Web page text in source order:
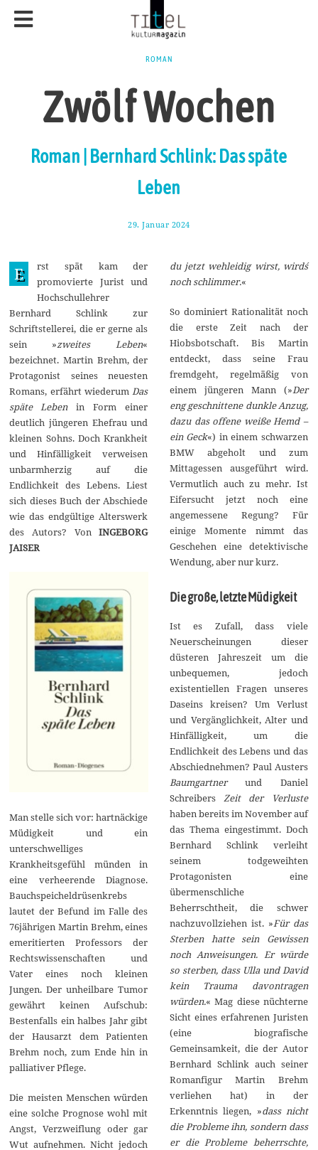
ROMAN
Zwölf Wochen
Roman | Bernhard Schlink: Das späte
Leben
29. Januar 2024
e
r
a
0
4
E
rst spät kam der
promovierte Jurist und
Hochschullehrer
Bernhard Schlink zur
Schriftstellerei, die er gerne als
sein »zweites Leben«
bezeichnet. Martin Brehm, der
Protagonist seines neuesten
Romans, erfährt wiederum Das
späte Lebenin Form einer
deutlich jüngeren Ehefrau und
kleinen Sohns. Doch Krankheit
und Hinfälligkeit verweisen
unbarmherzig auf die
Endlichkeit des Lebens. Liest
sich dieses Buch der Abschiede
wie das endgültige Alterswerk
des Autors? VonINGEBORG
JAISER
Man stelle sich vor: hartnäckige
Müdigkeit und ein
unterschwelliges
Krankheitsgefühl münden in
eine verheerende Diagnose.
Bauchspeicheldrüsenkrebs
lautet der Befund im Falle des
76jährigen Martin Brehm, eines
emeritierten Professors der
Rechtswissenschaften und
Vater eines noch kleinen
Jungen. Der unheilbare Tumor
gewährt keinen Aufschub:
Bestenfalls ein halbes Jahr gibt
der Hausarzt dem Patienten
Brehm noch, zum Ende hin in
palliativer Pflege.
Die meisten Menschen würden
eine solche Prognose wohl mit
Angst, Verzweiflung oder gar
Wut aufnehmen. Nicht jedoch
du jetzt wehleidig wirst, wird´s
noch schlimmer.«
So dominiert Rationalität noch
die erste Zeit nach der
Hiobsbotschaft. Bis Martin
entdeckt, dass seine Frau
fremdgeht, regelmäßig von
einem jüngeren Mann (»Der
eng geschnittene dunkle Anzug,
dazu das offene weiße Hemd –
ein Geck«) in einem schwarzen
BMW abgeholt und zum
Mittagessen ausgeführt wird.
Vermutlich auch zu mehr. Ist
Eifersucht jetzt noch eine
angemessene Regung? Für
einige Momente nimmt das
Geschehen eine detektivische
Wendung, aber nur kurz.
Die große, letzte Müdigkeit
Ist es Zufall, dass viele
Neuerscheinungen dieser
düsteren Jahreszeit um die
unbequemen, jedoch
existentiellen Fragen unseres
Daseins kreisen? Um Verlust
und Vergänglichkeit, Alter und
Hinfälligkeit, um die
Endlichkeit des Lebens und das
Abschiednehmen? Paul Austers
Baumgartner und Daniel
Schreibers Zeit der Verluste
haben bereits im November auf
das Thema eingestimmt. Doch
Bernhard Schlink verleiht
seinem todgeweihten
Protagonisten eine
übermenschliche
Beherrschtheit, die schwer
nachzuvollziehen ist. »Für das
Sterben hatte sein Gewissen
noch Anweisungen. Er würde
so sterben, dass Ulla und David
kein Trauma davontragen
würden.« Mag diese nüchterne
Sicht eines erfahrenen Juristen
(eine biografische
Gemeinsamkeit, die der Autor
Bernhard Schlink auch seiner
Romanfigur Martin Brehm
verliehen hat) in der
Erkenntnis liegen, »dass nicht
die Probleme ihn, sondern dass
er die Probleme beherrschte,